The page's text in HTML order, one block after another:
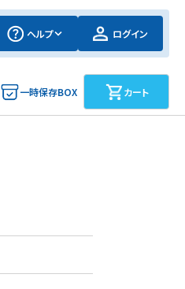
ヘルプ ログイン
一時保存BOX カート